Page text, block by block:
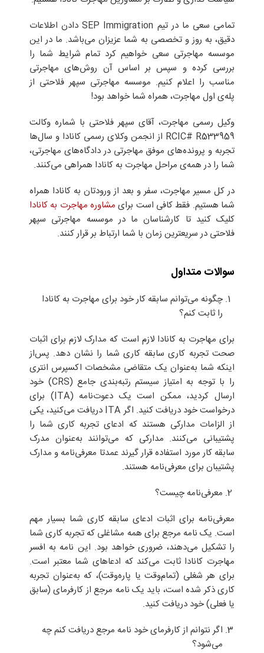
تمامی سعی ما در تیم SEP Immigration دادن اطلاعات
دقیق، به روز و تخصصی به شما عزیزان می‌باشد. ما در این
موسسه مهاجرتی سعی خواهیم کرد تمام شرایط شما را
بررسی کرده و سپس بر اساس آن روش‌های مهاجرتی
مناسب را اعلام کنیم. موسسه مهاجرتی سپهر فلاحتی از
پله‌ی اول مهاجرت، همراه شما خواهد بود!
وکیل رسمی مهاجرت، آقای سپهر فلاحتی با شماره وکالت
RCIC# R533959 از انجمن وکلای رسمی کانادا و سال‌ها
تجربه و پرونده‌های موفق مهاجرتی در دادگاه‌های مهاجرتی،
شما را در همه‌ی مراحل مهاجرت به کانادا همراهی می‌کنند.
در کل مسیر مهاجرت، سفر و بعد از ورودتان به کانادا همراه
شما هستیم. فقط کافی است برای مشاوره مهاجرت به کانادا
کلیک کنید تا کارشناسان ما در موسسه مهاجرتی سپهر
فلاحتی در سریعترین زمان با شما ارتباط بر قرار کنند.
سوالات متداول
چگونه می‌توانم سابقه کار خود برای مهاجرت به کانادا
را ثابت کنم؟
برای مهاجرت به کانادا لازم است که مدارک لازم برای اثبات
صحت تجربه کاری سابقه کاری شما را نشان دهد. پس‌از
اینکه شما به‌عنوان یک متقاضی مشخصات اکسپرس انتری
را با توجه به امتیاز سیستم رتبه‌بندی جامع (CRS) خود
ارسال کردید، ممکن است یک دعوت‌نامه (ITA) برای
درخواست خود دریافت کنید. اگر ITA دریافت می‌کنید، یکی
از الزامات مدارکی هستند که ادعای تجربه کاری شما را
پشتیبانی می‌کنند. مدارکی که می‌توانند به‌عنوان مدرک
سابقه کار مورد استفاده قرار گیرند عمدتا معرفی‌نامه و مدارک
پشتیبان برای معرفی‌نامه هستند.
معرفی‌نامه چیست؟
معرفی‌نامه برای اثبات ادعای سابقه کاری شما بسیار مهم
است. یک نامه مرجع برای همه مشاغلی که تجربه کاری شما
را تشکیل می‌دهند، ضروری خواهد بود. این نامه به افسر
مهاجرت کانادا ثابت می‌کند که ادعاهای شما معتبر است.
برای هر شغلی (تمام‌وقت یا پاره‌وقت)، که به‌عنوان تجربه
کاری ذکر شده است، باید یک نامه مرجع از کارفرمای (سابق
یا فعلی) خود دریافت کنید.
اگر نتوانم از کارفرمای خود نامه مرجع دریافت کنم چه
می‌شود؟